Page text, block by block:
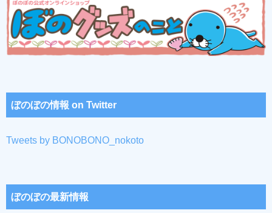
ぼのぼの情報 on Twitter
Tweets by BONOBONO_nokoto
ぼのぼの最新情報